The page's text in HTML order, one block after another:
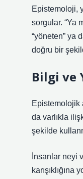
Epistemoloji,
sorgular. “Ya
“yöneten” ya
doğru bir
Bilgi ve
Epistemolojik
da varlıkla
şekilde
İnsanlar neyi